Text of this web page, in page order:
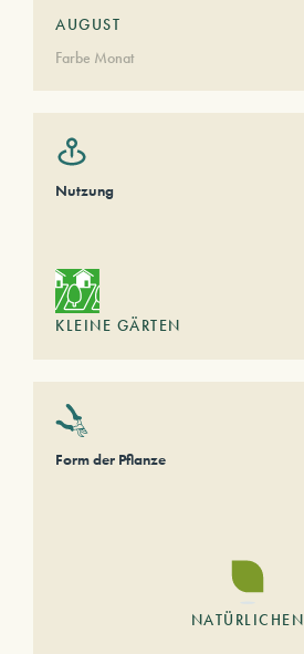
AUGUST
Farbe Monat
Nutzung
KLEINE GÄRTEN
Form der Pflanze
NATÜRLICHEN